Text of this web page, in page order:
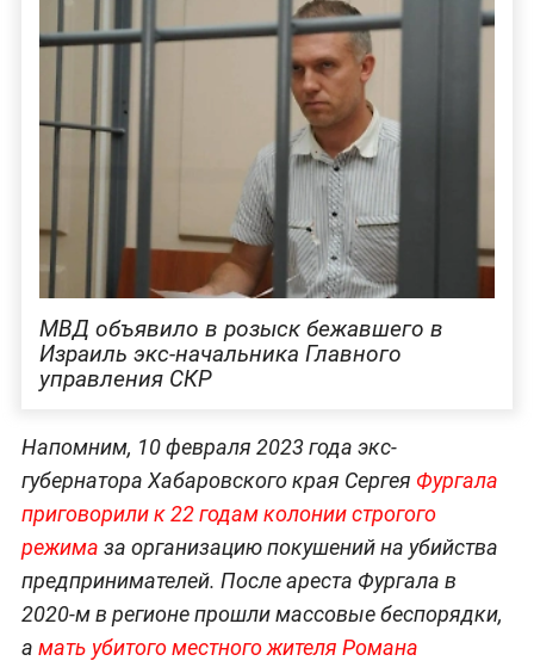
МВД объявило в розыск бежавшего в
Израиль экс-начальника Главного
управления СКР
Напомним, 10 февраля 2023 года экс-
губернатора Хабаровского края Сергея Фургала
приговорили к 22 годам колонии строгого
режима за организацию покушений на убийства
предпринимателей. После ареста Фургала в
2020-м в регионе прошли массовые беспорядки,
а мать убитого местного жителя Романа